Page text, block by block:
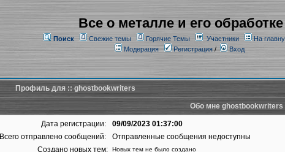
Все о металле и его обработке
Поиск Свежие темы Горячие Темы Участники
На
Модерация
Регистрация/ Вход
Профиль для :: ghostbookwriters
Обо мне ghostbookwriters
Дата регистрации:
09/09/2023 01:37:00
Всего отправлено сообщений:
Отправленные сообщения недоступны
Создано новых тем:
Новых тем не было создано